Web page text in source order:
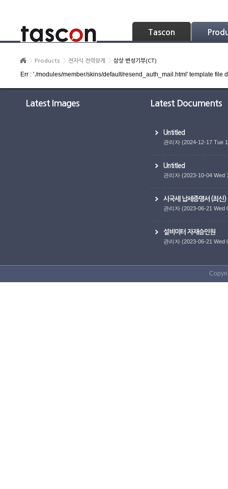
Tascon
Products 전자식 전력량계 삼상 변성기부(CT)
Err : './modules/member/skins/default/resend_auth_mail.html' template file
Latest Images Latest Documents
Untitled
관리자 (2024-12-17 Tue
Untitled
관리자 (2023-10-04 Wed
시국세 납세증명서 (최신)
관리자 (2023-06-21 Wed
설비미터 자재승인원
관리자 (2023-06-21 Wed